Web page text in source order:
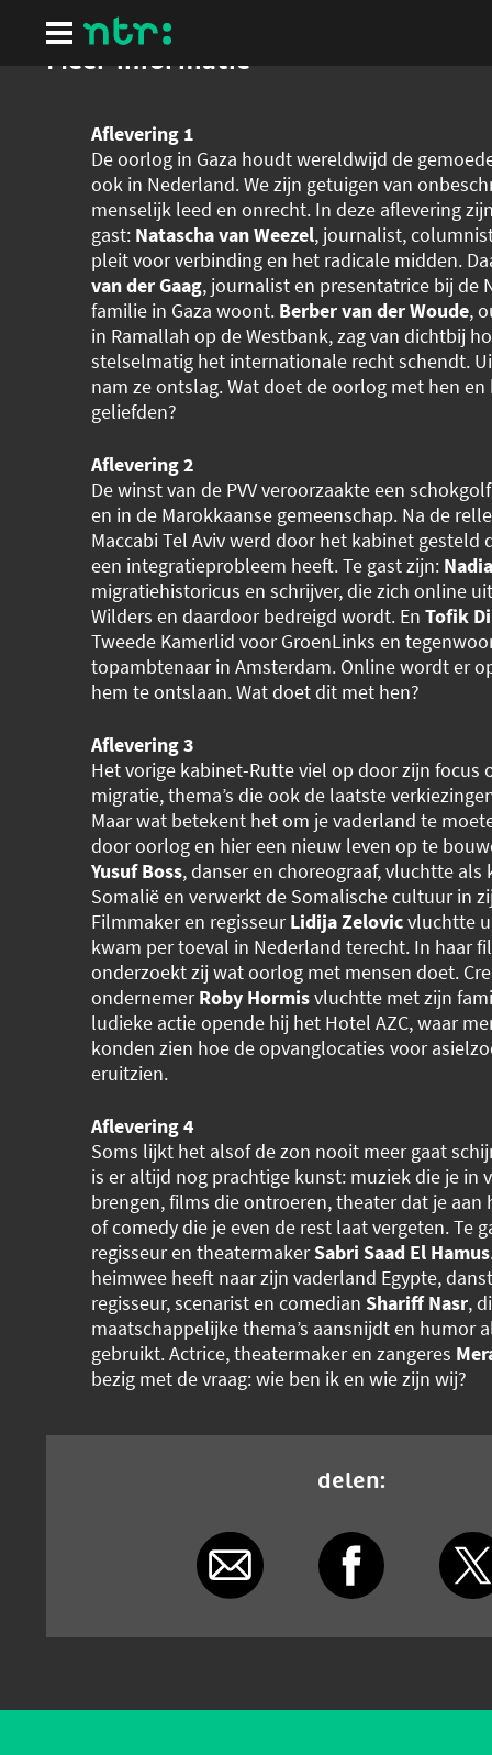
hoofdinhoud
Meer informatie
Aflevering 1
De oorlog in Gaza houdt wereldwijd de
ook in Nederland. We zijn getuigen van
menselijk leed en onrecht. In deze aflevering
gast: Natascha van Weezel, journalist,
pleit voor verbinding en het radicale midden.
van der Gaag, journalist en presentatrice bij de
familie in Gaza woont. Berber van der Woude,
in Ramallah op de Westbank, zag van dichtbij
stelselmatig het internationale recht schendt.
nam ze ontslag. Wat doet de oorlog met hen en
geliefden?
Aflevering 2
De winst van de PVV veroorzaakte een
en in de Marokkaanse gemeenschap. Na de
Maccabi Tel Aviv werd door het kabinet gesteld
een integratieprobleem heeft. Te gast zijn:
migratiehistoricus en schrijver, die zich online
Wilders en daardoor bedreigd wordt. EnTofik
Tweede Kamerlid voor GroenLinks en
topambtenaar in Amsterdam. Online wordt er
hem te ontslaan. Wat doet dit met hen?
Aflevering 3
Het vorige kabinet-Rutte viel op door zijn focus
migratie, thema’s die ook de laatste
Maar wat betekent het om je vaderland te
door oorlog en hier een nieuw leven op te
Yusuf Boss, danser en choreograaf, vluchtte als
Somalië en verwerkt de Somalische cultuur in
Filmmaker en regisseurLidija Zelovicvluchtte
kwam per toeval in Nederland terecht. In haar
onderzoekt zij wat oorlog met mensen doet.
ondernemerRoby Hormisvluchtte met zijn
ludieke actie opende hij het Hotel AZC, waar
konden zien hoe de opvanglocaties voor
eruitzien.
Aflevering 4
Soms lijkt het alsof de zon nooit meer gaat
is er altijd nog prachtige kunst: muziek die je in
brengen, films die ontroeren, theater dat je aan
of comedy die je even de rest laat vergeten. Te
regisseur en theatermakerSabri Saad El Hamus
heimwee heeft naar zijn vaderland Egypte,
regisseur, scenarist en comedianShariff Nasr,
maatschappelijke thema’s aansnijdt en humor
gebruikt. Actrice, theatermaker en zangeres
bezig met de vraag: wie ben ik en wie zijn wij?
delen: